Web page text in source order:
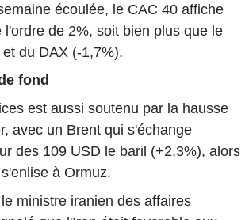
écoulée, le CAC 40 affiche
l'ordre de 2%, soit bien plus que le
du DAX (-1,7%).
fond
est aussi soutenu par la hausse
avec un Brent qui s'échange
des 109 USD le baril (+2,3%), alors
à Ormuz.
ministre iranien des affaires